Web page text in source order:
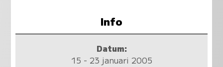
Info
Datum:
15 - 23 januari 2005